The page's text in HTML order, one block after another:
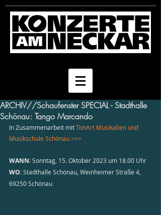
ARCHIV//Schaufenster SPECIAL - Stadthalle
Schönau: Tango Marcando
In Zusammenarbeit mit TonArt Musikalien und
Musikschule Schönau >>>
WANN: Sonntag, 15. Oktober 2023 um 18.00 Uhr
WO: Stadthalle Schönau, Weinheimer Straße 4,
69250 Schönau